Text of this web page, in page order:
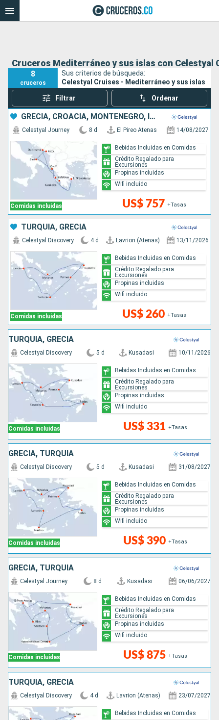
Cruceros Mediterráneo y sus islas con Celestyal
8
cruceros
Sus criterios de búsqueda:
Celestyal Cruises - Mediterráneo y sus islas
Filtrar Ordenar
GRECIA, CROACIA, MONTENEGRO, ITALIA
Comidas incluidas
Celestyal Journey 8 d El Pireo Atenas 14/08/2027
US$ 757 +Tasas
Bebidas Incluidas en Comidas
Crédito Regalado para
Excursiones
Propinas incluidas
Wifi incluido
TURQUÍA, GRECIA
Comidas incluidas
Celestyal Discovery 4 d Lavrion (Atenas) 13/11/2026
US$ 260 +Tasas
Bebidas Incluidas en Comidas
Crédito Regalado para
Excursiones
Propinas incluidas
Wifi incluido
TURQUÍA, GRECIA
Comidas incluidas
Celestyal Discovery 5 d Kusadasi 10/11/2026
US$ 331 +Tasas
Bebidas Incluidas en Comidas
Crédito Regalado para
Excursiones
Propinas incluidas
Wifi incluido
GRECIA, TURQUÍA
Comidas incluidas
Celestyal Discovery 5 d Kusadasi 31/08/2027
US$ 390 +Tasas
Bebidas Incluidas en Comidas
Crédito Regalado para
Excursiones
Propinas incluidas
Wifi incluido
GRECIA, TURQUÍA
Comidas incluidas
Celestyal Journey 8 d Kusadasi 06/06/2027
US$ 875 +Tasas
Bebidas Incluidas en Comidas
Crédito Regalado para
Excursiones
Propinas incluidas
Wifi incluido
TURQUÍA, GRECIA
Celestyal Discovery 4 d Lavrion (Atenas) 23/07/2027
Bebidas Incluidas en Comidas